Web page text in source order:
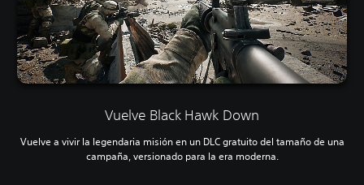
Vuelve Black Hawk Down
Vuelve a vivir la legendaria misión en un DLC gratuito del tamaño de una
campaña, versionado para la era moderna.